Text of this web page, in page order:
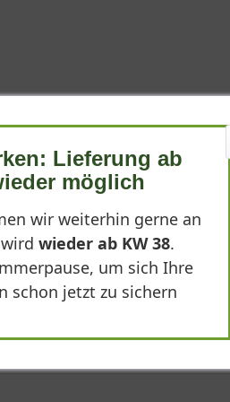
bezeichnet, ist eine
pflegeleichte Pflanze erreicht
Lieferung ab
möglich
wir weiterhin gerne an
wieder ab KW 38.
um sich Ihre
schon jetzt zu sichern